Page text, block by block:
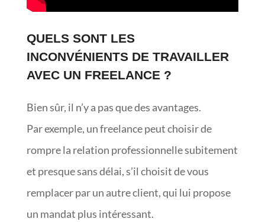
QUELS SONT LES
INCONVÉNIENTS DE TRAVAILLER
AVEC UN FREELANCE ?
Bien sûr, il n’y a pas que des avantages.
Par exemple, un freelance peut choisir de
rompre la relation professionnelle subitement
et presque sans délai, s’il choisit de vous
remplacer par un autre client, qui lui propose
un mandat plus intéressant.